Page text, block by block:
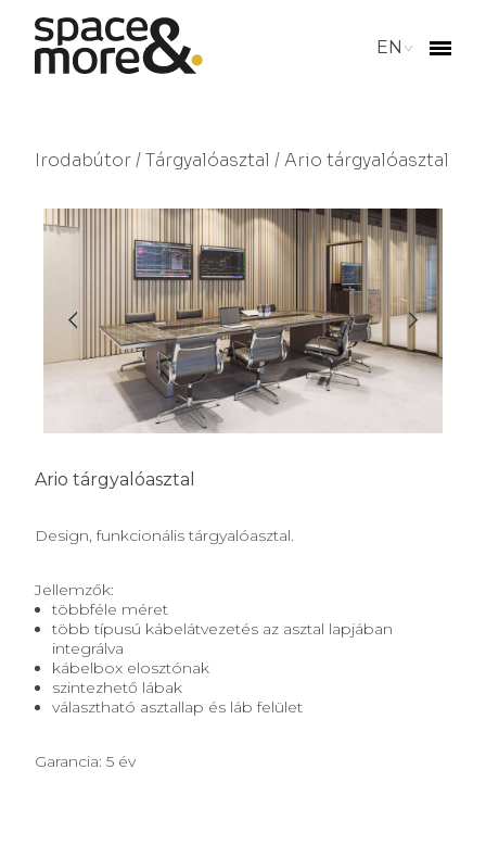
EN
Irodabútor/Tárgyalóasztal / Ario tárgyalóasztal
Ario tárgyalóasztal
Design, funkcionális tárgyalóasztal.
Jellemzők:
többféle méret
több típusú kábelátvezetés az asztal lapjában
integrálva
kábelbox elosztónak
szintezhető lábak
választható asztallap és láb felület
Garancia: 5 év